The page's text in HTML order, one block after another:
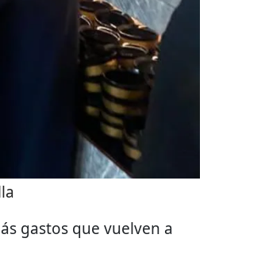
gastos que vuelven a